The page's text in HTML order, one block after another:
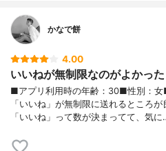
かなで餅
4.00
いいねが無制限なのがよかった
■アプリ利用時の年齢：30■性別：
「いいね」が無制限に送れるところ
「いいね」って数が決まってて、気